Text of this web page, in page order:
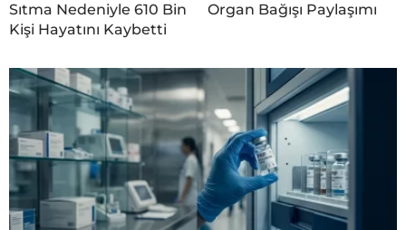
Sıtma Nedeniyle 610 Bin
Kişi Hayatını Kaybetti
Organ Bağışı Paylaşımı